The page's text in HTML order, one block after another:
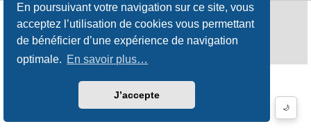
En poursuivant votre navigation sur ce site, vous
acceptez l’utilisation de cookies vous permettant
de bénéficier d’une expérience de navigation
optimale. En savoir plus…
J’accepte
🌙
Développé par phpBB ® Forum Software © phpBB Limited
Traduction française officielle©Qiaeru
Stylejeremiemeunierpar ©Fred Rimbert